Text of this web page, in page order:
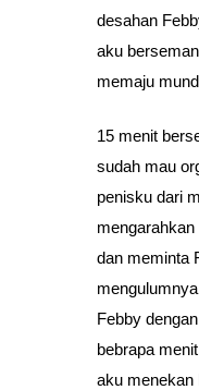
desahan
aku
memaju
15 menit
sudah mau
penisku dari
dan meminta
Febby
bebrapa
aku menekan